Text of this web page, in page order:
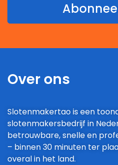
Over ons
Slotenmakertao is een
slotenmakersbedrijf in
betrouwbare, snelle en
– binnen 30 minuten ter
overal in het land.